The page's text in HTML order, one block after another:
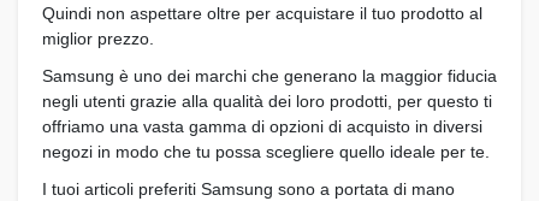
Quindi non aspettare oltre per acquistare il tuo prodotto al
miglior prezzo.
Samsung è uno dei marchi che generano la maggior fiducia
negli utenti grazie alla qualità dei loro prodotti, per questo ti
offriamo una vasta gamma di opzioni di acquisto in diversi
negozi in modo che tu possa scegliere quello ideale per te.
I tuoi articoli preferiti Samsung sono a portata di mano